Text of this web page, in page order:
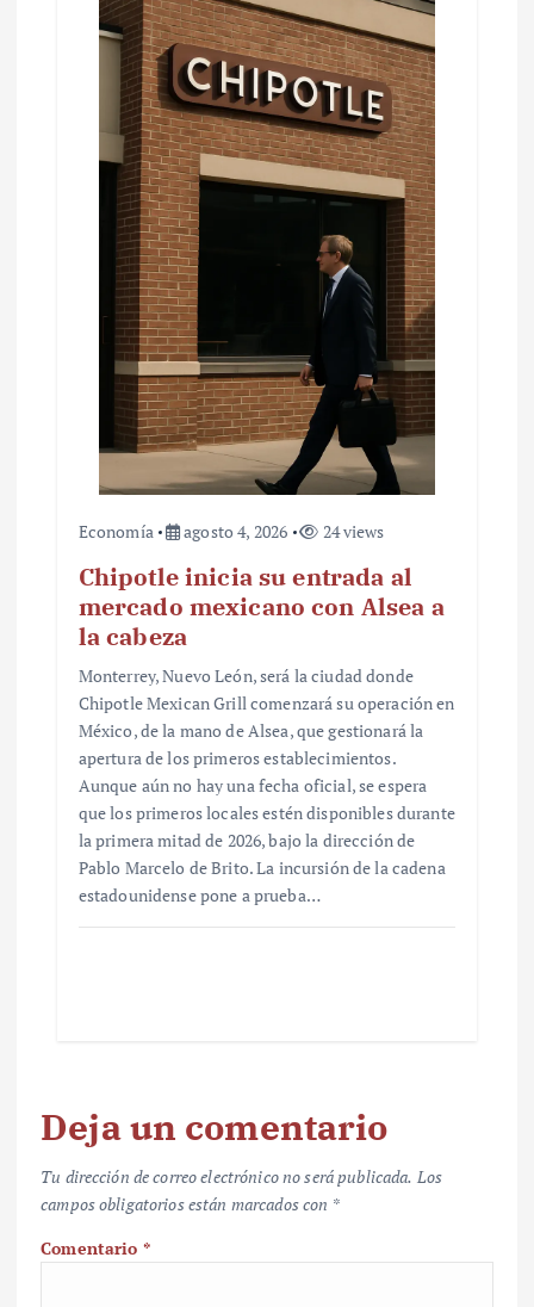
Economía agosto 4, 2026 24 views
Chipotle inicia su entrada al
mercado mexicano con Alsea a
la cabeza
Monterrey, Nuevo León, será la ciudad donde
Chipotle Mexican Grill comenzará su operación en
México, de la mano de Alsea, que gestionará la
apertura de los primeros establecimientos.
Aunque aún no hay una fecha oficial, se espera
que los primeros locales estén disponibles durante
la primera mitad de 2026, bajo la dirección de
Pablo Marcelo de Brito. La incursión de la cadena
estadounidense pone a prueba…
Deja un comentario
Tu dirección de correo electrónico no será publicada. Los
campos obligatorios están marcados con *
Comentario *